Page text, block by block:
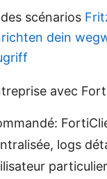
scénarios
dein
avec
logs